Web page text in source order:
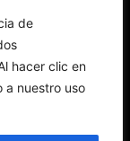
de
hacer clic en
a nuestro uso